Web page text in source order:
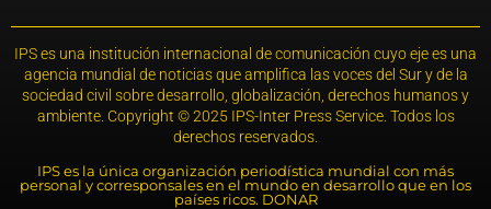
IPS es una institución internacional de comunicación cuyo eje es una
agencia mundial de noticias que amplifica las voces del Sur y de la
sociedad civil sobre desarrollo, globalización, derechos humanos y
ambiente. Copyright © 2025 IPS-Inter Press Service. Todos los
derechos reservados.
IPS es la única organización periodística mundial con más
personal y corresponsales en el mundo en desarrollo que en los
países ricos. DONAR